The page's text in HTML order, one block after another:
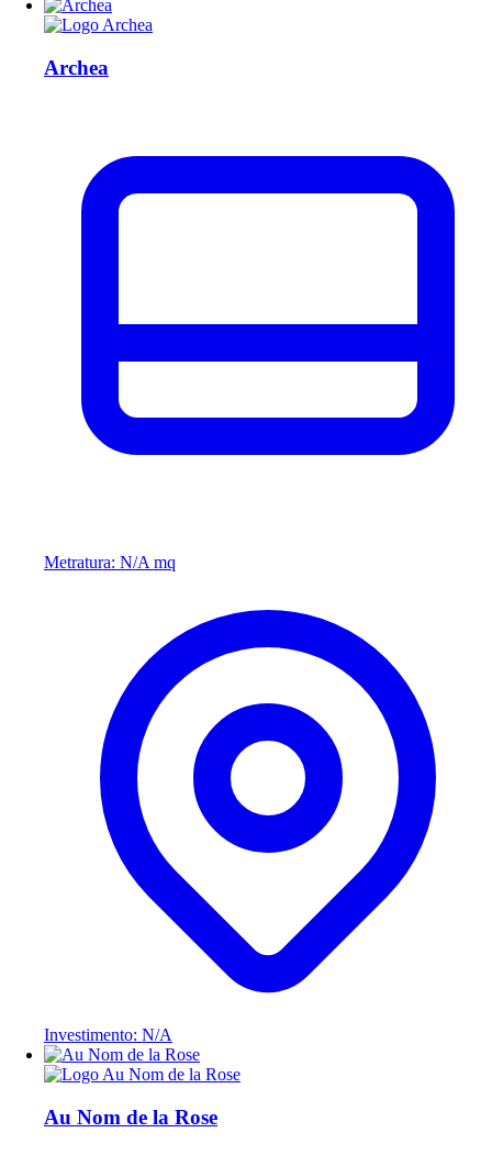
Archea
Metratura: N/A mq
Investimento: N/A
Au Nom de la Rose